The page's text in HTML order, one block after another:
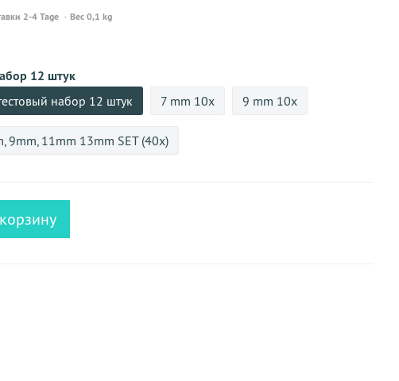
2-4 Tage Вес 0,1 kg
12 штук
набор 12 штук 7 mm 10x 9 mm 10x
9mm, 11mm 13mm SET (40x)